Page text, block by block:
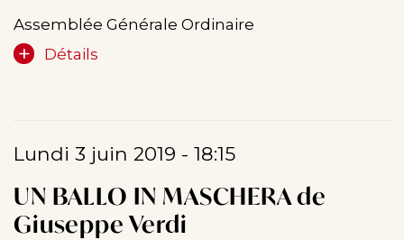
Assemblée Générale Ordinaire
Détails
Lundi 3 juin 2019 - 18:15
UN BALLO IN MASCHERA de
Giuseppe Verdi